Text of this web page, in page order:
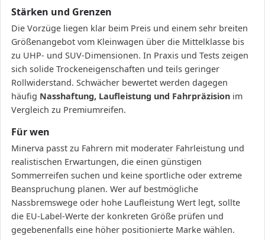
Stärken und Grenzen
Die Vorzüge liegen klar beim Preis und einem sehr breiten
Größenangebot vom Kleinwagen über die Mittelklasse bis
zu UHP- und SUV-Dimensionen. In Praxis und Tests zeigen
sich solide Trockeneigenschaften und teils geringer
Rollwiderstand. Schwächer bewertet werden dagegen
häufig Nasshaftung, Laufleistung und Fahrpräzision im
Vergleich zu Premiumreifen.
Für wen
Minerva passt zu Fahrern mit moderater Fahrleistung und
realistischen Erwartungen, die einen günstigen
Sommerreifen suchen und keine sportliche oder extreme
Beanspruchung planen. Wer auf bestmögliche
Nassbremswege oder hohe Laufleistung Wert legt, sollte
die EU-Label-Werte der konkreten Größe prüfen und
gegebenenfalls eine höher positionierte Marke wählen.